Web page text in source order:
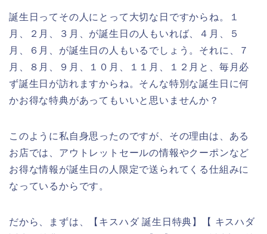
誕生日ってその人にとって大切な日ですからね。１
月、２月、３月、が誕生日の人もいれば、４月、５
月、６月、が誕生日の人もいるでしょう。それに、７
月、８月、９月、１０月、１１月、１２月と、毎月必
ず誕生日が訪れますからね。そんな特別な誕生日に何
かお得な特典があってもいいと思いませんか？
このように私自身思ったのですが、その理由は、ある
お店では、アウトレットセールの情報やクーポンなど
お得な情報が誕生日の人限定で送られてくる仕組みに
なっているからです。
だから、まずは、【キスハダ 誕生日特典】【 キスハダ